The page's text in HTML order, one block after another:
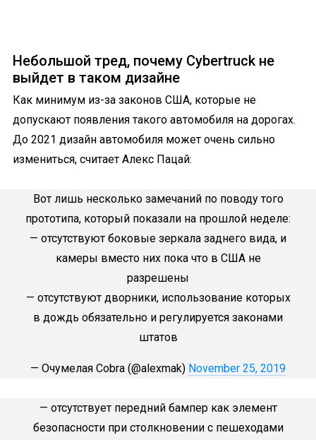
Небольшой тред, почему Cybertruck не
выйдет в таком дизайне
Как минимум из-за законов США, которые не
допускают появления такого автомобиля на дорогах.
До 2021 дизайн автомобиля может очень сильно
измениться, считает Алекс Пацай:
Вот лишь несколько замечаний по поводу того
прототипа, который показали на прошлой неделе:
— отсутствуют боковые зеркала заднего вида, и
камеры вместо них пока что в США не
разрешены
— отсутствуют дворники, использование которых
в дождь обязательно и регулируется законами
штатов
— Очумелая Cobra (@alexmak) November 25, 2019
— отсутствует передний бампер как элемент
безопасности при столкновении с пешеходами